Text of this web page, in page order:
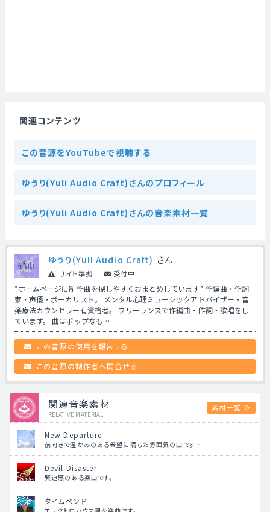
関連コンテンツ
この音源をYouTubeで視聴する
ゆうり(Yuli Audio Craft)さんのプロフィール
ゆうり(Yuli Audio Craft)さんの音楽素材一覧
ゆうり(Yuli Audio Craft) さん
サイト準拠 受付中
*ホームページに制作曲を探しやすくおまとめしています* 作編曲・作詞
家・声優・ボーカリスト。 メンタル心理ミュージックアドバイザー・音
楽療法カウンセラー有資格者。 フリーランスで作編曲・作詞・歌唱をし
ています。 曲はポップなも…
この音源の使用を報告する
この音源の制作者へ問合せる
関連音楽素材
RELATIVE MATERIAL
素材一覧
New Departure
前向きで温かみのある希望に満ちた雰囲気の曲です…
Devil Disaster
緊迫感のある楽曲です。
タイムベンド
エレクトロハウス風な楽曲です。